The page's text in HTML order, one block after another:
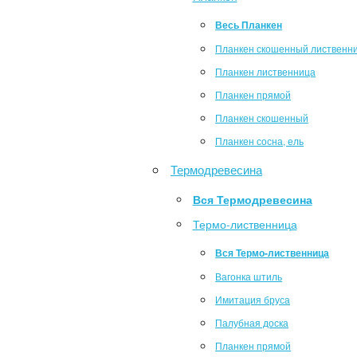
Весь Планкен
Планкен скошенный
Планкен лиственница
Планкен прямой
Планкен скошенный
Планкен сосна, ель
Термодревесина
Вся Термодревесина
Термо-лиственница
Вся Термо-лиственница
Вагонка штиль
Имитация бруса
Палубная доска
Планкен прямой